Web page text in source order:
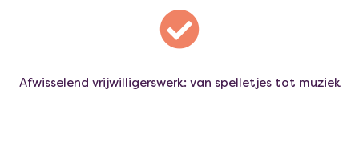
Afwisselend vrijwilligerswerk: van spelletjes tot muziek